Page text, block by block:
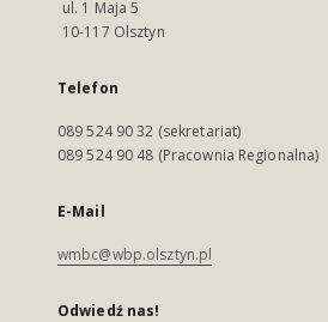
ul. 1 Maja 5
10-117 Olsztyn
Telefon
089 524 90 32 (sekretariat)
089 524 90 48 (Pracownia Regionalna)
E-Mail
wmbc@wbp.olsztyn.pl
Odwiedź nas!